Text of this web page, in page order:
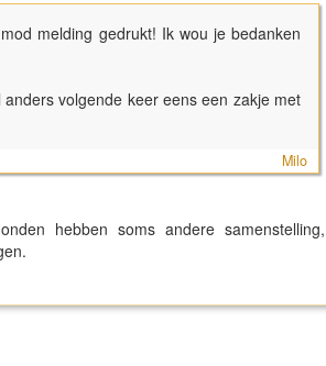
melding gedrukt! Ik wou je bedanken
volgende keer eens een zakje met
Milo
hebben soms andere samenstelling,